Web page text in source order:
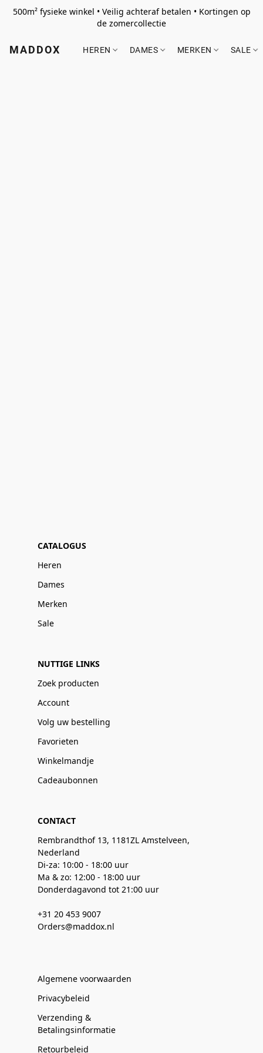
500m² fysieke winkel • Veilig achteraf betalen • Kortingen op
de zomercollectie
MADDOX HEREN DAMES MERKEN SALE
CATALOGUS
Heren
Dames
Merken
Sale
NUTTIGE LINKS
Zoek producten
Account
Volg uw bestelling
Favorieten
Winkelmandje
Cadeaubonnen
CONTACT
Rembrandthof 13, 1181ZL Amstelveen,
Nederland
Di-za: 10:00 - 18:00 uur
Ma & zo: 12:00 - 18:00 uur
Donderdagavond tot 21:00 uur
+31 20 453 9007
Orders@maddox.nl
Algemene voorwaarden
Privacybeleid
Verzending &
Betalingsinformatie
Retourbeleid